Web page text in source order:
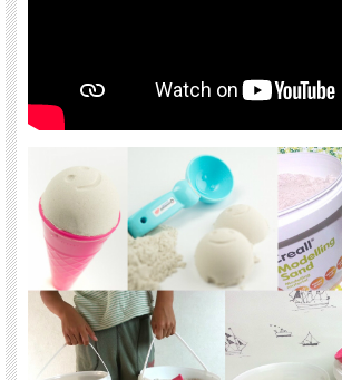
ピッタリサイズで作れちゃう！